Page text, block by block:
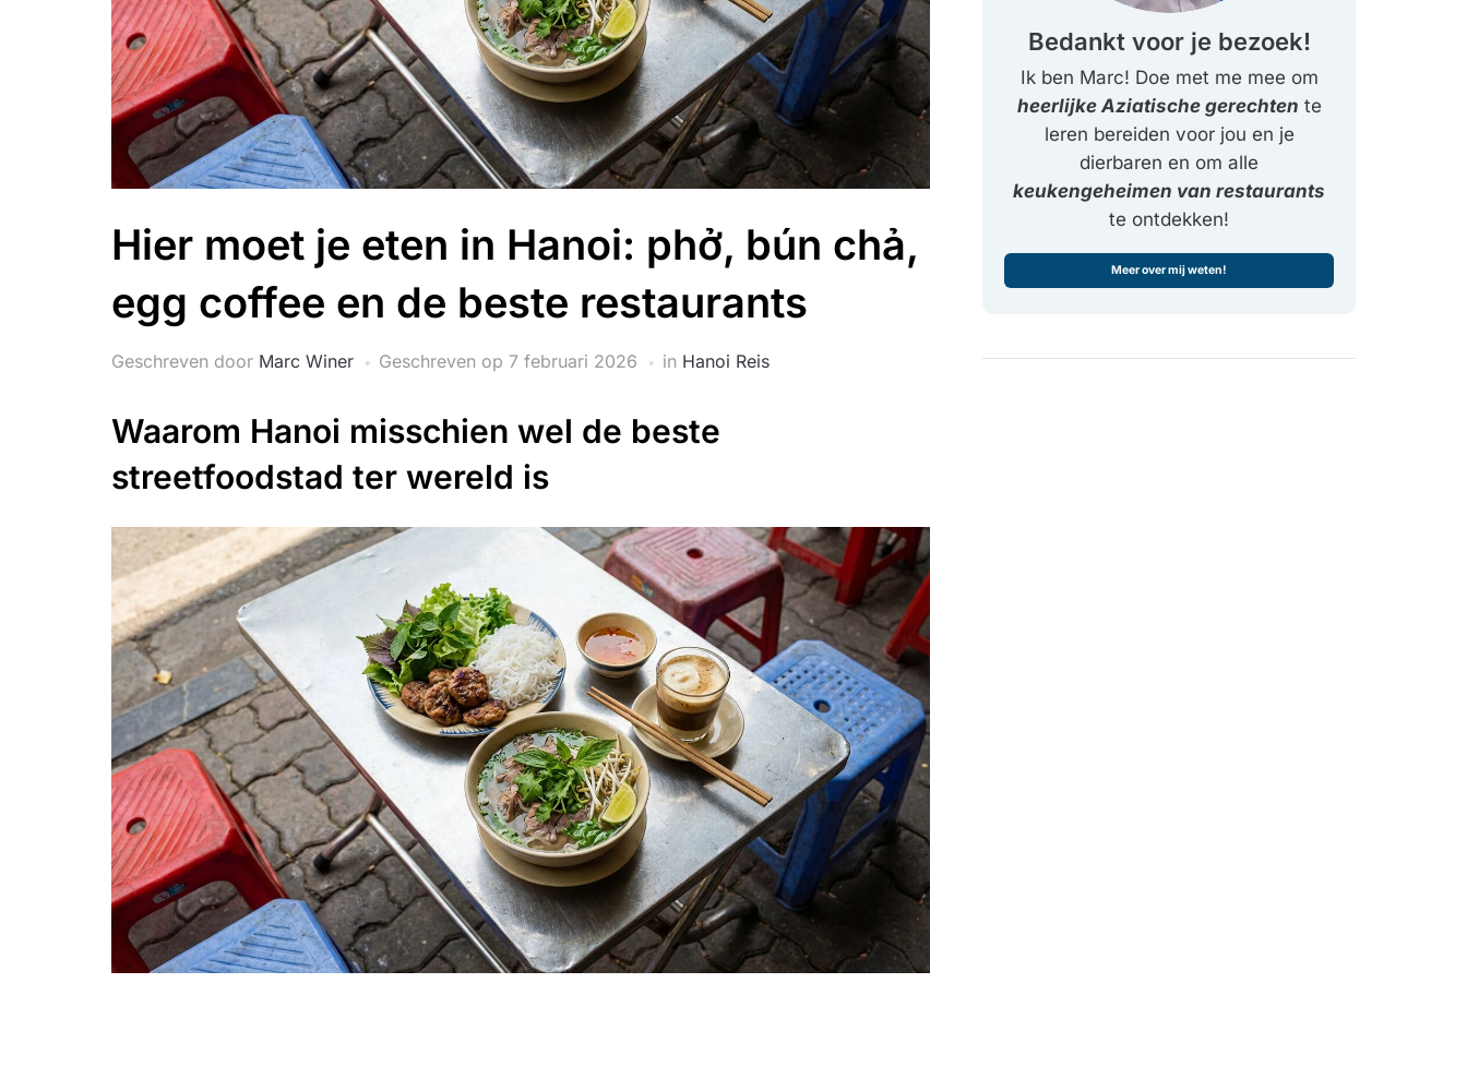
Hier moet je eten in Hanoi: phở, bún chả,
egg coffee en de beste restaurants
Geschreven door Marc Winer Geschreven op 7 februari 2026 in Hanoi Reis
Waarom Hanoi misschien wel de beste
streetfoodstad ter wereld is
Bedankt voor je bezoek!
Ik ben Marc! Doe met me mee om
heerlijke Aziatische gerechten te
leren bereiden voor jou en je
dierbaren en om alle
keukengeheimen van restaurants
te ontdekken!
Meer over mij weten!